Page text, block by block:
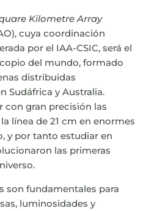
Kilometre Array
cuya coordinación
por el IAA-CSIC, será el
del mundo, formado
distribuidas
Sudáfrica y Australia.
con gran precisión las
línea de 21 cm en enormes
y por tanto estudiar en
las primeras
son fundamentales para
luminosidades y